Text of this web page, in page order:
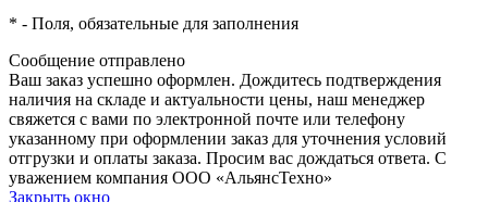
* - Поля, обязательные для заполнения
Сообщение отправлено
Ваш заказ успешно оформлен. Дождитесь подтверждения
наличия на складе и актуальности цены, наш менеджер
свяжется с вами по электронной почте или телефону
указанному при оформлении заказ для уточнения условий
отгрузки и оплаты заказа. Просим вас дождаться ответа. С
уважением компания ООО «АльянсТехно»
Закрыть окно